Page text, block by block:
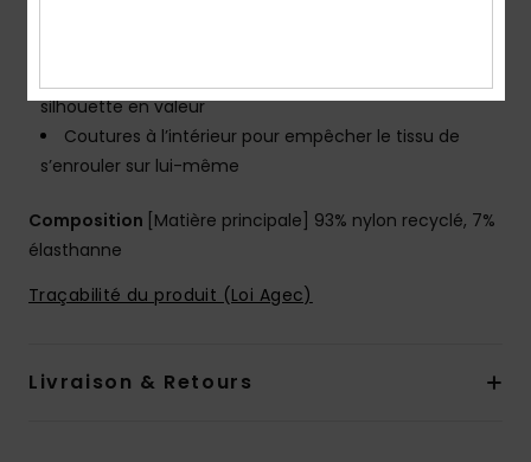
silhouette en valeur
Coutures à l’intérieur pour empêcher le tissu de
s’enrouler sur lui-même
Composition [Matière principale] 93% nylon recyclé, 7%
élasthanne
Traçabilité du produit (Loi Agec)
Livraison & Retours